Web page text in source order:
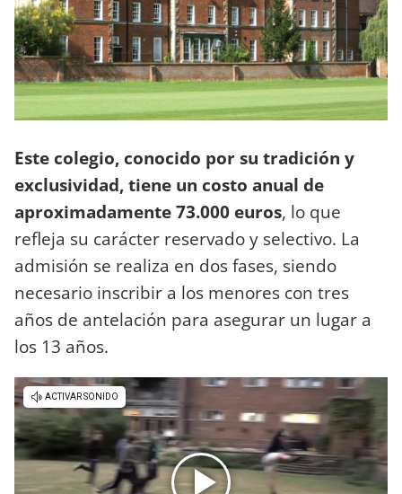
Este colegio, conocido por su tradición y
exclusividad, tiene un costo anual de
aproximadamente 73.000 euros, lo que
refleja su carácter reservado y selectivo. La
admisión se realiza en dos fases, siendo
necesario inscribir a los menores con tres
años de antelación para asegurar un lugar a
los 13 años.